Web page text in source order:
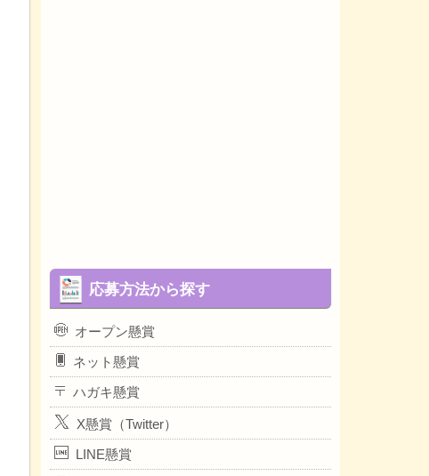
応募方法から探す
オープン懸賞
ネット懸賞
ハガキ懸賞
X懸賞（Twitter）
LINE懸賞